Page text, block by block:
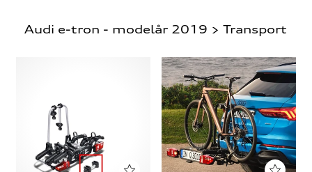
Audi e-tron - modelår 2019 > Transport